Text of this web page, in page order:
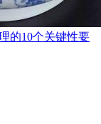
的10个关键性要